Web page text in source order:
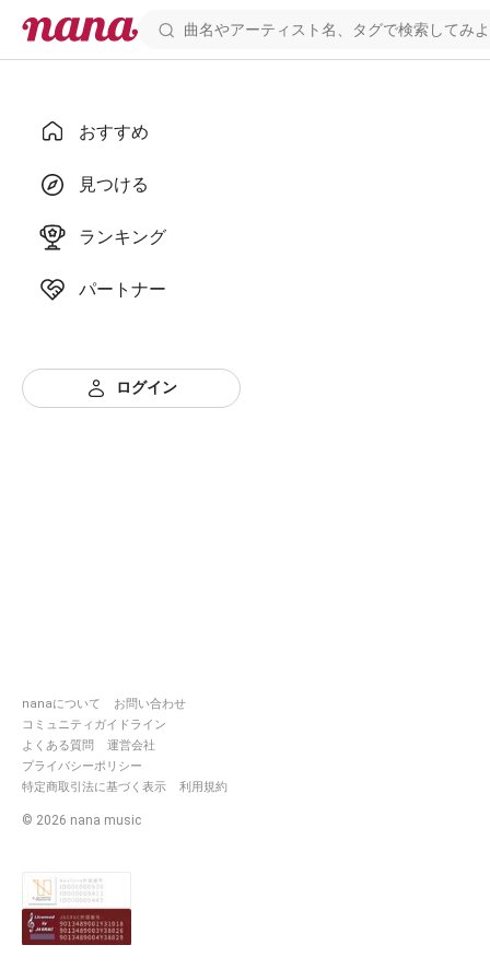
おすすめ
見つける
ランキング
パートナー
ログイン
nanaについて
お問い合わせ
コミュニティガイドライン
よくある質問
運営会社
プライバシーポリシー
特定商取引法に基づく表示
利用規約
© 2026 nana music